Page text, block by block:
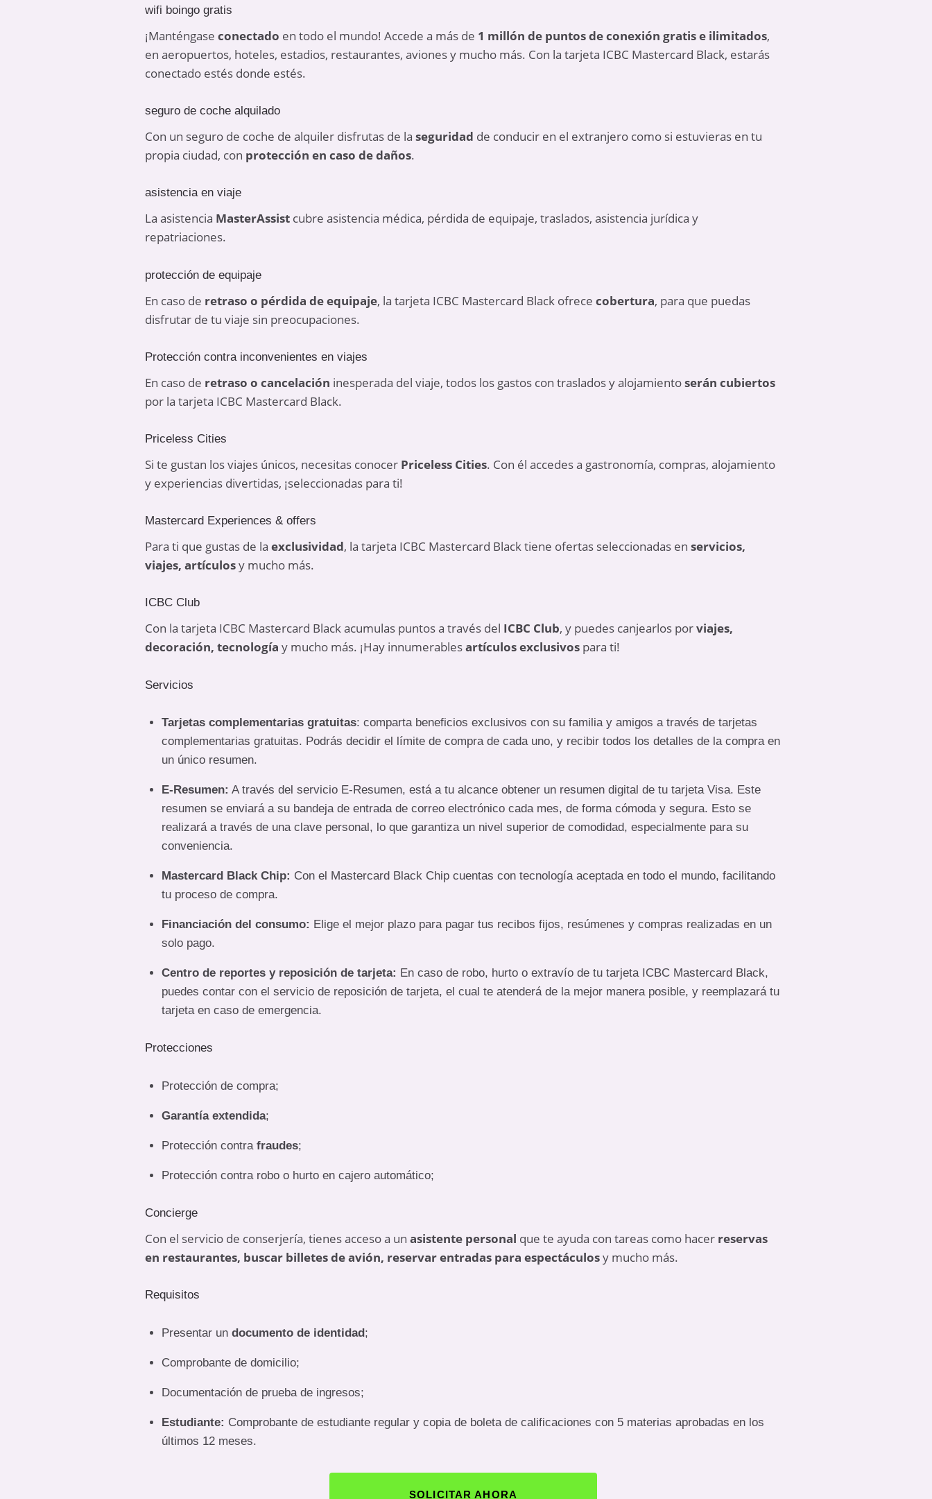
wifi boingo gratis
¡Manténgase conectado en todo el mundo! Accede a más de 1 millón de puntos de conexión gratis e ilimitados,
en aeropuertos, hoteles, estadios, restaurantes, aviones y mucho más. Con la tarjeta ICBC Mastercard Black, estarás
conectado estés donde estés.
seguro de coche alquilado
Con un seguro de coche de alquiler disfrutas de la seguridad de conducir en el extranjero como si estuvieras en tu
propia ciudad, con protección en caso de daños.
asistencia en viaje
La asistencia MasterAssist cubre asistencia médica, pérdida de equipaje, traslados, asistencia jurídica y
repatriaciones.
protección de equipaje
En caso de retraso o pérdida de equipaje, la tarjeta ICBC Mastercard Black ofrece cobertura, para que puedas
disfrutar de tu viaje sin preocupaciones.
Protección contra inconvenientes en viajes
En caso de retraso o cancelación inesperada del viaje, todos los gastos con traslados y alojamientoserán cubiertos
por la tarjeta ICBC Mastercard Black.
Priceless Cities
Si te gustan los viajes únicos, necesitas conocer Priceless Cities. Con él accedes a gastronomía, compras, alojamiento
y experiencias divertidas, ¡seleccionadas para ti!
Mastercard Experiences & offers
Para ti que gustas de la exclusividad, la tarjeta ICBC Mastercard Black tiene ofertas seleccionadas en servicios,
viajes, artículosy mucho más.
ICBC Club
Con la tarjeta ICBC Mastercard Black acumulas puntos a través del ICBC Club, y puedes canjearlos porviajes,
decoración, tecnología y mucho más. ¡Hay innumerablesartículos exclusivos para ti!
Servicios
Tarjetas complementarias gratuitas: comparta beneficios exclusivos con su familia y amigos a través de tarjetas
complementarias gratuitas. Podrás decidir el límite de compra de cada uno, y recibir todos los detalles de la compra en
un único resumen.
E-Resumen: A través del servicio E-Resumen, está a tu alcance obtener un resumen digital de tu tarjeta Visa. Este
resumen se enviará a su bandeja de entrada de correo electrónico cada mes, de forma cómoda y segura. Esto se
realizará a través de una clave personal, lo que garantiza un nivel superior de comodidad, especialmente para su
conveniencia.
Mastercard Black Chip: Con el Mastercard Black Chip cuentas con tecnología aceptada en todo el mundo, facilitando
tu proceso de compra.
Financiación del consumo: Elige el mejor plazo para pagar tus recibos fijos, resúmenes y compras realizadas en un
solo pago.
Centro de reportes y reposición de tarjeta: En caso de robo, hurto o extravío de tu tarjeta ICBC Mastercard Black,
puedes contar con el servicio de reposición de tarjeta, el cual te atenderá de la mejor manera posible, y reemplazará tu
tarjeta en caso de emergencia.
Protecciones
Protección de compra;
Garantía extendida;
Protección contra fraudes;
Protección contra robo o hurto en cajero automático;
Concierge
Con el servicio de conserjería, tienes acceso a un asistente personal que te ayuda con tareas como hacer reservas
en restaurantes, buscar billetes de avión, reservar entradas para espectáculosy mucho más.
Requisitos
Presentar un documento de identidad;
Comprobante de domicilio;
Documentación de prueba de ingresos;
Estudiante: Comprobante de estudiante regular y copia de boleta de calificaciones con 5 materias aprobadas en los
últimos 12 meses.
SOLICITAR AHORA